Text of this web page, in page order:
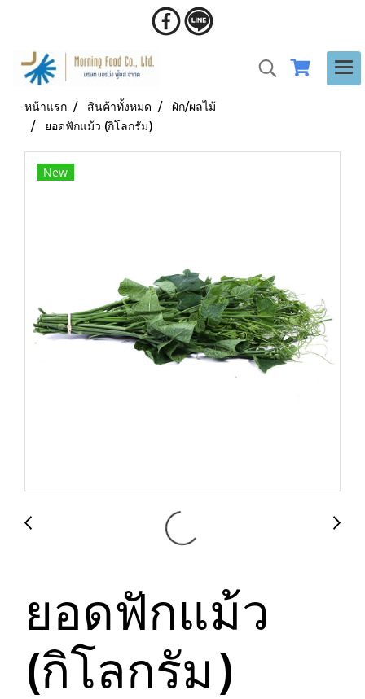
หน้าแรก สินค้าทั้งหมด
ผัก/ผลไม้
ยอดฟักแม้ว (กิโลกรัม)
New
ยอดฟักแม้ว
(กิโลกรัม)